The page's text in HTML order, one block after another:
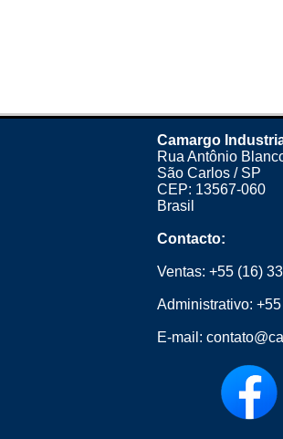
Camargo
Rua Antônio
São Carlos / SP
CEP: 13567-060
Brasil
Contacto:
Ventas: +55 (16)
Administrativo:
E-mail: